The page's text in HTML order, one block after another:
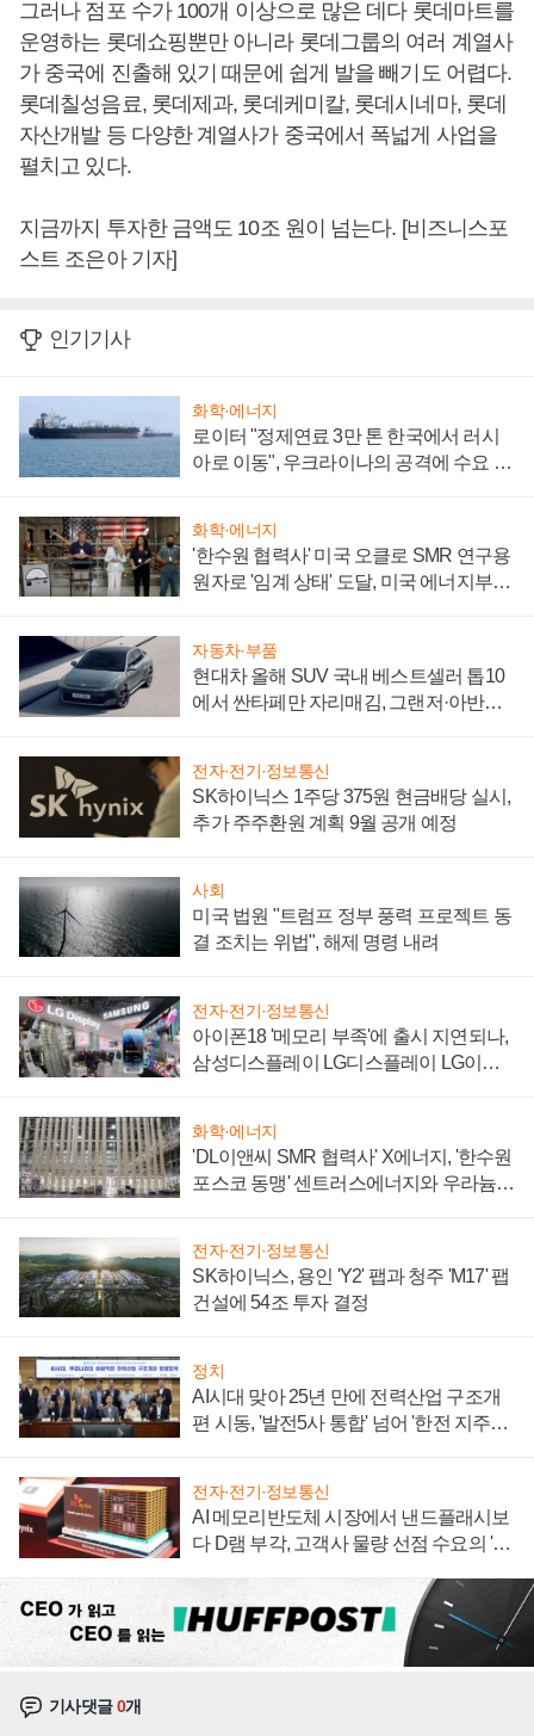
그러나 점포 수가 100개 이상으로 많은 데다 롯데마트를
운영하는 롯데쇼핑뿐만 아니라 롯데그룹의 여러 계열사
가 중국에 진출해 있기 때문에 쉽게 발을 빼기도 어렵다.
롯데칠성음료, 롯데제과, 롯데케미칼, 롯데시네마, 롯데
자산개발 등 다양한 계열사가 중국에서 폭넓게 사업을
펼치고 있다.
지금까지 투자한 금액도 10조 원이 넘는다. [비즈니스포
스트 조은아 기자]
인기기사
화학·에너지
로이터 "정제연료 3만 톤 한국에서 러시
아로 이동", 우크라이나의 공격에 수요 늘
화학·에너지
'한수원 협력사' 미국 오클로 SMR 연구용
원자로 '임계 상태' 도달, 미국 에너지부
자동차·부품
현대차 올해 SUV 국내 베스트셀러 톱10
에서 싼타페만 자리매김, 그랜저·아반떼
전자·전기·정보통신
SK하이닉스 1주당 375원 현금배당 실시,
추가 주주환원 계획 9월 공개 예정
사회
미국 법원 "트럼프 정부 풍력 프로젝트 동
결 조치는 위법", 해제 명령 내려
전자·전기·정보통신
아이폰18 '메모리 부족'에 출시 지연되나,
삼성디스플레이 LG디스플레이 LG이노
화학·에너지
'DL이앤씨 SMR 협력사' X에너지, '한수원
포스코 동맹' 센트러스에너지와 우라늄
전자·전기·정보통신
SK하이닉스, 용인 'Y2' 팹과 청주 'M17' 팹
건설에 54조 투자 결정
정치
AI시대 맞아 25년 만에 전력산업 구조개
편 시동, '발전5사 통합' 넘어 '한전 지주사'
전자·전기·정보통신
AI 메모리반도체 시장에서 낸드플래시보
다 D램 부각, 고객사 물량 선점 수요의 '우
기사댓글0개